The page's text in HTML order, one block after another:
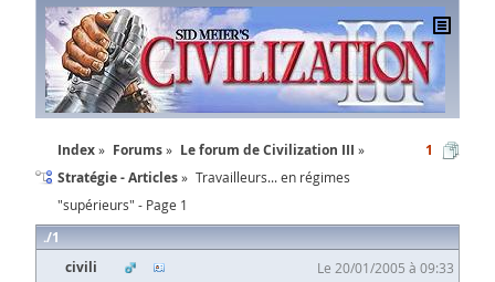
Index Forums
Le forum de Civilization III
Stratégie - Articles
Travailleurs... en régimes
"supérieurs" - Page 1
1
1
civili
Le 20/01/2005 à 09:33